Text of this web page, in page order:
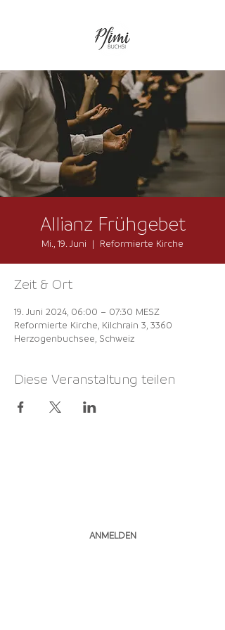
Allianz Frühgebet
Mi., 19. Juni
  |
Reformierte Kirche
Zeit & Ort
19. Juni 2024, 06:00 – 07:30 MESZ
Reformierte Kirche, Kilchrain 3, 3360
Herzogenbuchsee, Schweiz
Diese Veranstaltung teilen
ANMELDEN